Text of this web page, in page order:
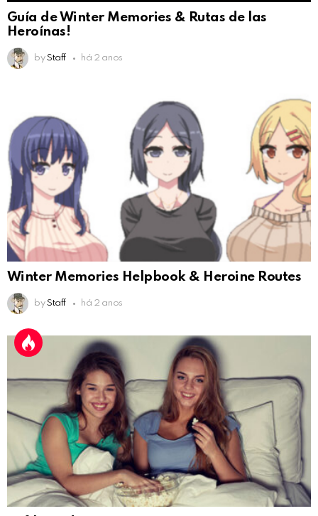
Guía de Winter Memories & Rutas de las
Heroínas!
by Staff há 2 anos
Winter Memories Helpbook & Heroine Routes
by Staff há 2 anos